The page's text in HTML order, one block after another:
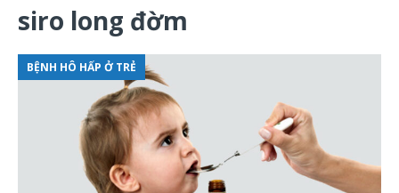
siro long đờm
BỆNH HÔ HẤP Ở TRẺ